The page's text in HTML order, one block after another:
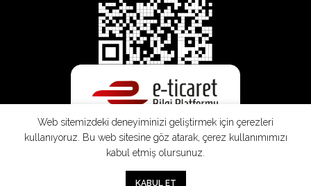
Web sitemizdeki deneyiminizi geliştirmek için çerezleri
kullanıyoruz. Bu web sitesine göz atarak, çerez kullanımımızı
kabul etmiş olursunuz.
KABUL ET